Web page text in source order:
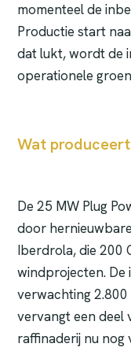
momenteel de
Productie start
dat lukt, wordt de
operationele
Wat
De 25 MW Plug
door
Iberdrola, die 200
windprojecten. De
verwachting
vervangt een deel
raffinaderij nu